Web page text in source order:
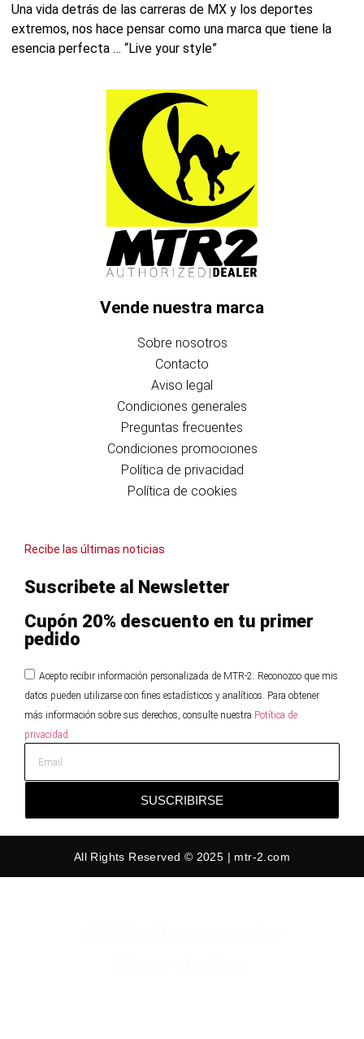
Una vida detrás de las carreras de MX y los deportes
extremos, nos hace pensar como una marca que tiene la
esencia perfecta … “Live your style”
Vende nuestra marca
Sobre nosotros
Contacto
Aviso legal
Condiciones generales
Preguntas frecuentes
Condiciones promociones
Política de privacidad
Política de cookies
Recibe las últimas noticias
Suscribete al Newsletter
Cupón 20% descuento en tu primer
pedido
Acepto recibir información personalizada de MTR-2. Reconozco que mis
datos pueden utilizarse con fines estadísticos y analíticos. Para obtener
más información sobre sus derechos, consulte nuestra Potítica de
privacidad.
SUSCRIBIRSE
All Rights Reserved © 2025 | mtr-2.com